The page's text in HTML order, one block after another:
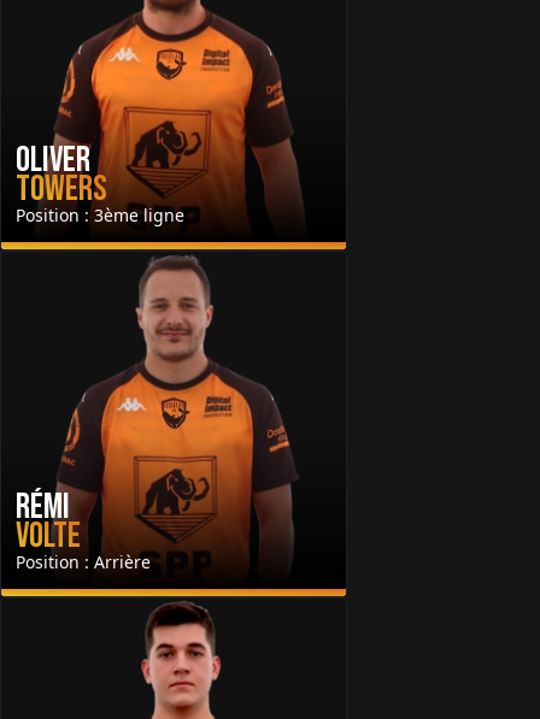
Oliver
Towers
Position : 3ème ligne
Rémi
Volte
Position : Arrière